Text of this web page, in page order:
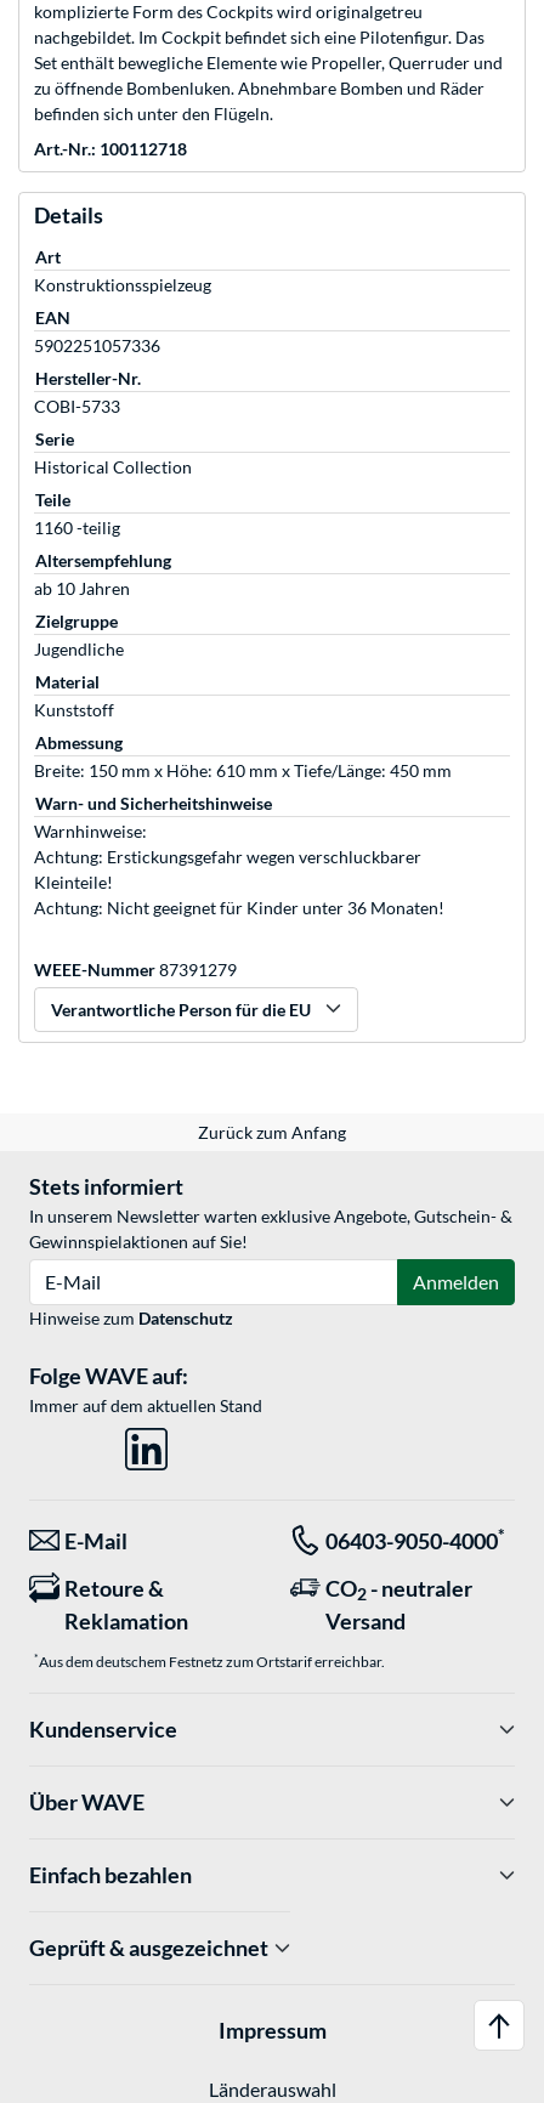
komplizierte Form des Cockpits wird originalgetreu
nachgebildet. Im Cockpit befindet sich eine Pilotenfigur. Das
Set enthält bewegliche Elemente wie Propeller, Querruder und
zu öffnende Bombenluken. Abnehmbare Bomben und Räder
befinden sich unter den Flügeln.
Art.-Nr.: 100112718
Details
Art
Konstruktionsspielzeug
EAN
5902251057336
Hersteller-Nr.
COBI-5733
Serie
Historical Collection
Teile
1160 -teilig
Altersempfehlung
ab 10 Jahren
Zielgruppe
Jugendliche
Material
Kunststoff
Abmessung
Breite: 150 mm x Höhe: 610 mm x Tiefe/Länge: 450 mm
Warn- und Sicherheitshinweise
Warnhinweise:
Achtung: Erstickungsgefahr wegen verschluckbarer
Kleinteile!
Achtung: Nicht geeignet für Kinder unter 36 Monaten!
WEEE-Nummer87391279
Verantwortliche Person für die EU
Zurück zum Anfang
Stets informiert
In unserem Newsletter warten exklusive Angebote, Gutschein- &
Gewinnspielaktionen auf Sie!
Anmelden
Hinweise zum Datenschutz
Folge WAVE auf:
Immer auf dem aktuellen Stand
E-Mail 06403-9050-4000*
Retoure &
Reklamation
CO2 - neutraler
Versand
*Aus dem deutschem Festnetz zum Ortstarif erreichbar.
Kundenservice
Über WAVE
Einfach bezahlen
Geprüft & ausgezeichnet
Impressum
Länderauswahl